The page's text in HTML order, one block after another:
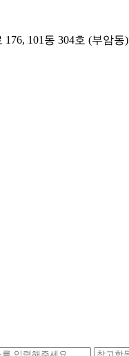
101동 304호 (부암동)